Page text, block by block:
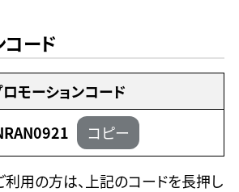
コード
モーションコード
コピー
利用の方は、上記のコードを長押し